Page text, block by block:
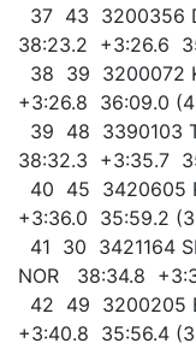
37 43 3200356
38:23.2 +3:26.6
38 39 3200072
+3:26.8 36:09.0
39 48 3390103
38:32.3 +3:35.7
40 45 3420605
+3:36.0 35:59.2
41 30 3421164
NOR 38:34.8
42 49 3200205
+3:40.8 35:56.4